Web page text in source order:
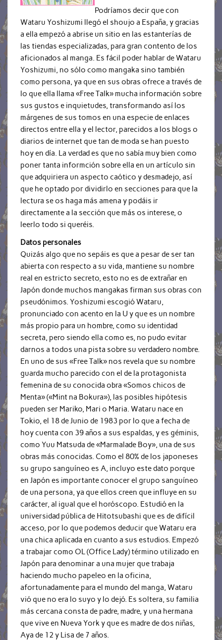
Podríamos decir que con
Wataru Yoshizumi llegó el shoujo a España, y gracias
a ella empezó a abrise un sitio en las estanterías de
las tiendas especializadas, para gran contento de los
aficionados al manga. Es fácil poder hablar de Wataru
Yoshizumi, no sólo como mangaka sino también
como persona, ya que en sus obras ofrece a través de
lo que ella llama «Free Talk» mucha información sobre
sus gustos e inquietudes, transformando así los
márgenes de sus tomos en una especie de enlaces
directos entre ella y el lector, parecidos a los blogs o
diarios de internet que tan de moda se han puesto
hoy en día. La verdad es que no sabía muy bien como
poner tanta informción sobre ella en un artículo sin
que adquiriera un aspecto caótico y desmadejo, así
que he optado por dividirlo en secciones para que la
lectura se os haga más amena y podáis ir
directamente a la sección que más os interese, o
leerlo todo si queréis.
Datos personales
Quizás algo que no sepáis es que a pesar de ser tan
abierta con respecto a su vida, mantiene su nombre
real en estricto secreto, esto no es de extrañar en
Japón donde muchos mangakas firman sus obras con
pseudónimos. Yoshizumi escogió Wataru,
pronunciado con acento en la U y que es un nombre
más propio para un hombre, como su identidad
secreta, pero siendo ella como es, no pudo evitar
darnos a todos una pista sobre su verdadero nombre.
En uno de sus «Free Talk» nos revela que su nombre
guarda mucho parecido con el de la protagonista
femenina de su conocida obra «Somos chicos de
Menta» («Mint na Bokura»), las posibles hipótesis
pueden ser Mariko, Mari o Maria. Wataru nace en
Tokio, el 18 de Junio de 1983 por lo que a fecha de
hoy cuenta con 39 años a sus espaldas, y es géminis,
como Yuu Matsuda de «Marmalade Boy», una de sus
obras más conocidas. Como el 80% de los japoneses
su grupo sanguíneo es A, incluyo este dato porque
en Japón es importante conocer el grupo sanguíneo
de una persona, ya que ellos creen que influye en su
carácter, al igual que el horóscopo. Estudió en la
universidad pública de Hitotsubashi que es de difícil
acceso, por lo que podemos deducir que Wataru era
una chica aplicada en cuanto a sus estudios. Empezó
a trabajar como OL (Office Lady) término utilizado en
Japón para denominar a una mujer que trabaja
haciendo mucho papeleo en la oficina,
afortunadamente para el mundo del manga, Wataru
vió que no era lo suyo y lo dejó. Es soltera, su familia
más cercana consta de padre, madre, y una hermana
que vive en Nueva York y que es madre de dos niñas,
Aya de 12 y Lisa de 7 años.